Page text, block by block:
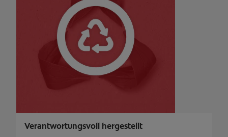
Verantwortungsvoll hergestellt